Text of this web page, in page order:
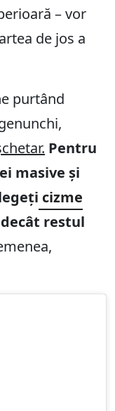
– vor
de jos a
purtând
Pentru
masive și
cizme
decât restul